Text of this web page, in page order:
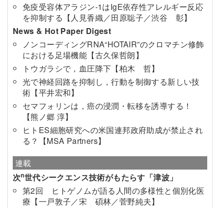
免疫受容体アラジン-1はIgE依存性アレルギー反応
を抑制する【人見香織／田原聡子／渋谷 彰】
News & Hot Paper Digest
ノンコーディングRNA“HOTAIR”のクロマチン修飾
における足場機能【古久保哲朗】
トウガラシで，血圧降下【柏木 哲】
光で神経回路を抑制し，行動を制御する新しい技
術【平井宏和】
セマフォリンは，癌の浸潤・転移を誘導する！
【熊ノ郷 淳】
ヒトES細胞研究への米国連邦政府助成が禁止され
る？【MSA Partners】
連載
次n世代シークエンス技術がもたらす「津波」
第2回 ヒトゲノムが語る人間の多様性と個別化医
療【一戸敦子／宋 碩林／菅野純夫】